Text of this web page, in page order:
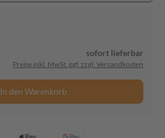
sofort lieferbar
Preise inkl. MwSt. ggf. zzgl. Versandkosten
In den Warenkorb